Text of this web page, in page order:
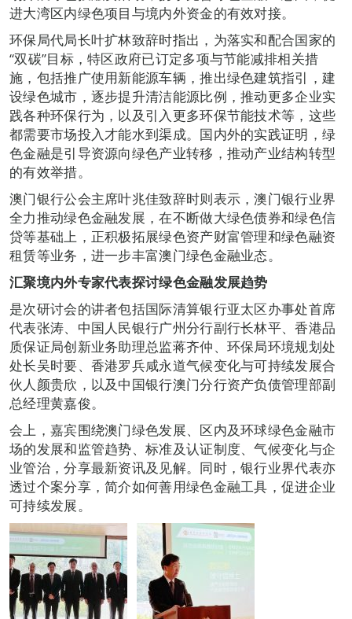
进大湾区内绿色项目与境内外资金的有效对接。
环保局代局长叶扩林致辞时指出，为落实和配合国家的
“双碳”目标，特区政府已订定多项与节能减排相关措
施，包括推广使用新能源车辆，推出绿色建筑指引，建
设绿色城市，逐步提升清洁能源比例，推动更多企业实
践各种环保行为，以及引入更多环保节能技术等，这些
都需要市场投入才能水到渠成。国内外的实践证明，绿
色金融是引导资源向绿色产业转移，推动产业结构转型
的有效举措。
澳门银行公会主席叶兆佳致辞时则表示，澳门银行业界
全力推动绿色金融发展，在不断做大绿色债券和绿色信
贷等基础上，正积极拓展绿色资产财富管理和绿色融资
租赁等业务，进一步丰富澳门绿色金融业态。
汇聚境内外专家代表探讨绿色金融发展趋势
是次研讨会的讲者包括国际清算银行亚太区办事处首席
代表张涛、中国人民银行广州分行副行长林平、香港品
质保证局创新业务助理总监蒋齐仲、环保局环境规划处
处长吴时要、香港罗兵咸永道气候变化与可持续发展合
伙人颜贵欣，以及中国银行澳门分行资产负债管理部副
总经理黄嘉俊。
会上，嘉宾围绕澳门绿色发展、区内及环球绿色金融市
场的发展和监管趋势、标准及认证制度、气候变化与企
业管治，分享最新资讯及见解。同时，银行业界代表亦
透过个案分享，简介如何善用绿色金融工具，促进企业
可持续发展。